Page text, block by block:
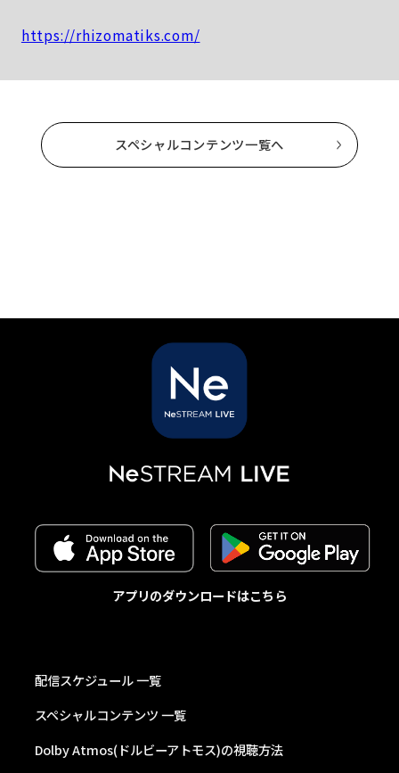
https://rhizomatiks.com/
スペシャルコンテンツ一覧へ
アプリのダウンロードはこちら
配信スケジュール 一覧
スペシャルコンテンツ 一覧
Dolby Atmos(ドルビーアトモス)の視聴方法